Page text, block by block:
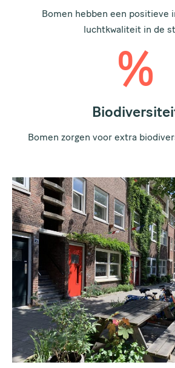
Bomen hebben een positieve
luchtkwaliteit in de
%
Bomen zorgen voor extra